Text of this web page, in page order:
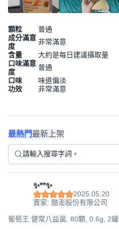
顆粒 普通
成分滿意
度
非常滿意
含量
大約是每日建議攝取量
口味滿意
度
普通
口味
味道偏淡
功效
非常滿意
最熱門最新上架
✨**✨
2025.05.20
賣家: 酷澎股份有限公司
葡萄王 健常八益菌, 80顆, 0.6g, 2罐